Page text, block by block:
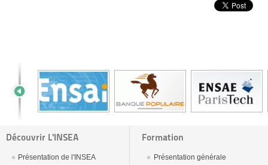
Découvrir L'INSEA
Présentation de l'INSEA
Formation
Présentation générale